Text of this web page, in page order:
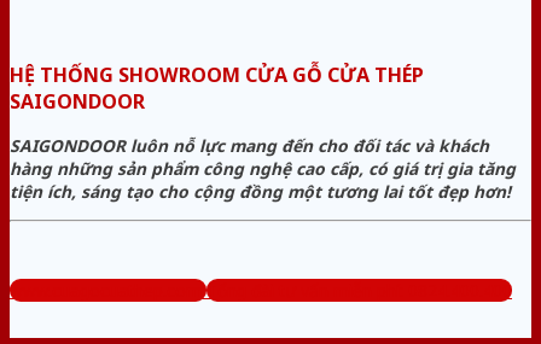
HỆ THỐNG SHOWROOM CỬA GỖ CỬA THÉP
SAIGONDOOR
SAIGONDOOR luôn nỗ lực mang đến cho đối tác và khách
hàng những sản phẩm công nghệ cao cấp, có giá trị gia tăng
tiện ích, sáng tạo cho cộng đồng một tương lai tốt đẹp hơn!
www.cuagocuathep.com Tổng đài tư vấn miễn phí: 0824.400.400